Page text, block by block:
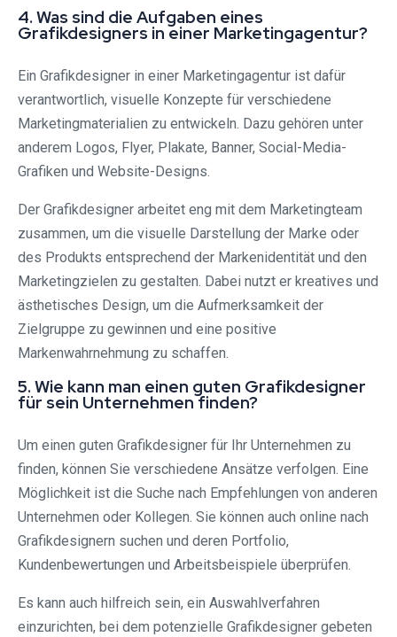
4. Was sind die Aufgaben eines
Grafikdesigners in einer Marketingagentur?
Ein Grafikdesigner in einer Marketingagentur ist dafür
verantwortlich, visuelle Konzepte für verschiedene
Marketingmaterialien zu entwickeln. Dazu gehören unter
anderem Logos, Flyer, Plakate, Banner, Social-Media-
Grafiken und Website-Designs.
Der Grafikdesigner arbeitet eng mit dem Marketingteam
zusammen, um die visuelle Darstellung der Marke oder
des Produkts entsprechend der Markenidentität und den
Marketingzielen zu gestalten. Dabei nutzt er kreatives und
ästhetisches Design, um die Aufmerksamkeit der
Zielgruppe zu gewinnen und eine positive
Markenwahrnehmung zu schaffen.
5. Wie kann man einen guten Grafikdesigner
für sein Unternehmen finden?
Um einen guten Grafikdesigner für Ihr Unternehmen zu
finden, können Sie verschiedene Ansätze verfolgen. Eine
Möglichkeit ist die Suche nach Empfehlungen von anderen
Unternehmen oder Kollegen. Sie können auch online nach
Grafikdesignern suchen und deren Portfolio,
Kundenbewertungen und Arbeitsbeispiele überprüfen.
Es kann auch hilfreich sein, ein Auswahlverfahren
einzurichten, bei dem potenzielle Grafikdesigner gebeten